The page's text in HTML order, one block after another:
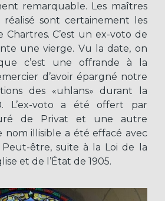
remarquable. Les maîtres
réalisé sont certainement les
Chartres. C’est un ex-voto de
une vierge. Vu la date, on
c’est une offrande à la
d’avoir épargné notre
des «uhlans» durant la
L’ex-voto a été offert par
de Privat et une autre
nom illisible a été effacé avec
être, suite à la Loi de la
et de l’État de 1905.